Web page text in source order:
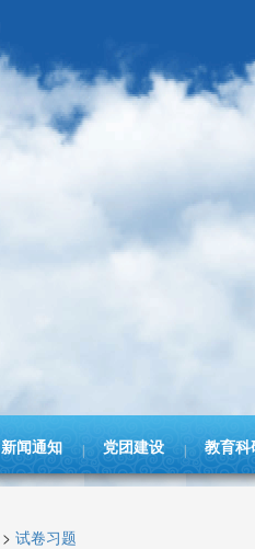
新闻通知 党团建设 教育科
> 试卷习题